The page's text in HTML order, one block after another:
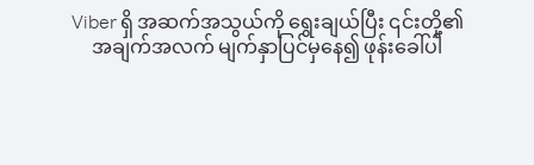
Viber ရှိ အဆက်အသွယ်ကို ရွေးချယ်ပြီး ၎င်းတို့၏
အချက်အလက် မျက်နှာပြင်မှနေ၍ ဖုန်းခေါ်ပါ